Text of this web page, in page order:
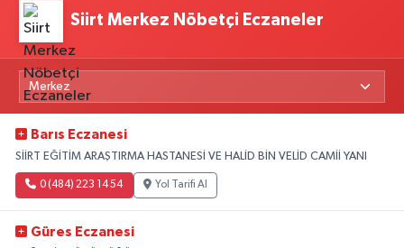
Siirt Merkez Nöbetçi Eczaneler
Barıs Eczanesi
SİİRT EĞİTİM ARAŞTIRMA HASTANESİ VE HALİD BİN VELİD CAMİİ YANI
0 (484) 223 14 54 Yol Tarifi Al
Güres Eczanesi